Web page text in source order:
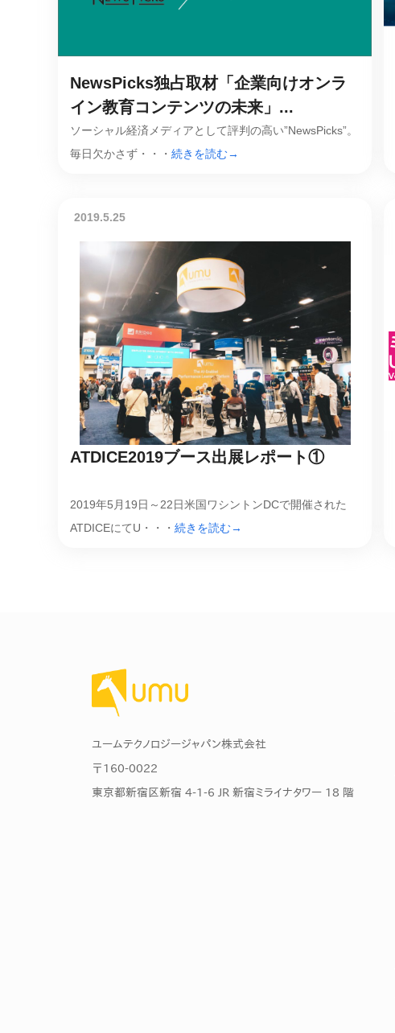
NewsPicks独占取材「企業向けオンラ
イン教育コンテンツの未来」...
ソーシャル経済メディアとして評判の高い”NewsPicks”。
毎日欠かさず・・・ 続きを読む→
2019.5.25
ATDICE2019ブース出展レポート①
2019年5月19日～22日米国ワシントンDCで開催された
ATDICEにてU・・・ 続きを読む→
ユームテクノロジージャパン株式会社
〒160-0022
東京都新宿区新宿 4-1-6 JR 新宿ミライナタワー 18 階